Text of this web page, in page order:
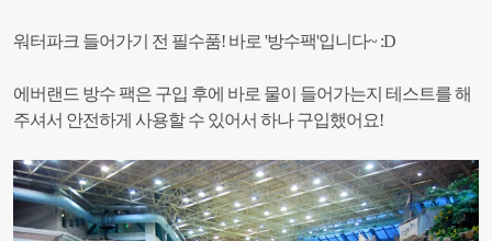
워터파크 들어가기 전 필수품! 바로 '방수팩'입니다~ :D
에버랜드 방수 팩은 구입 후에 바로 물이 들어가는지 테스트를 해
주셔서 안전하게 사용할 수 있어서 하나 구입했어요!